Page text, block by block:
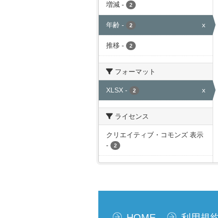
増減 - 2
年齢 - 2 x
推移 - 2
フォーマット
XLSX - 2 x
ライセンス
クリエイティブ・コモンズ 表示
-
2